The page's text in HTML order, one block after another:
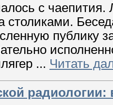
с
столиками.
публику
... Читать